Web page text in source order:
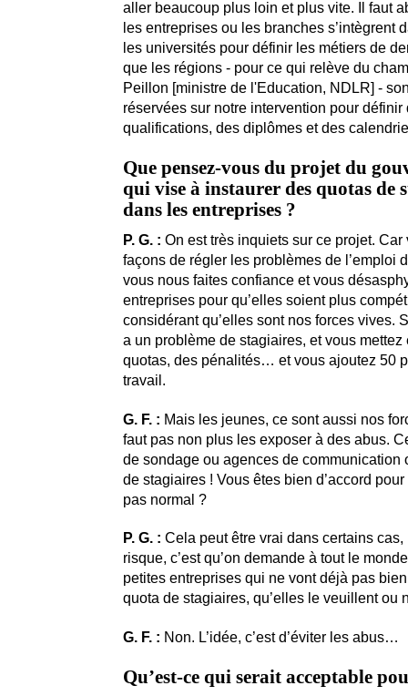
aller beaucoup plus loin et plus vite. Il faut
les entreprises ou les branches s’intègrent
les universités pour définir les métiers de
que les régions - pour ce qui relève du
Peillon [ministre de l'Education, NDLR] -
réservées sur notre intervention pour définir
qualifications, des diplômes et des
Que pensez-vous du projet du
qui vise à instaurer des quotas de
dans les entreprises ?
P. G. : On est très inquiets sur ce projet. Car
façons de régler les problèmes de l’emploi
vous nous faites confiance et vous
entreprises pour qu’elles soient plus
considérant qu’elles sont nos forces vives.
a un problème de stagiaires, et vous mettez
quotas, des pénalités… et vous ajoutez 50
travail.
G. F. : Mais les jeunes, ce sont aussi nos
faut pas non plus les exposer à des abus.
de sondage ou agences de communication
de stagiaires ! Vous êtes bien d’accord pour
pas normal ?
P. G. : Cela peut être vrai dans certains cas,
risque, c’est qu’on demande à tout le
petites entreprises qui ne vont déjà pas
quota de stagiaires, qu’elles le veuillent ou
G. F. : Non. L’idée, c’est d’éviter les abus…
Qu’est-ce qui serait acceptable